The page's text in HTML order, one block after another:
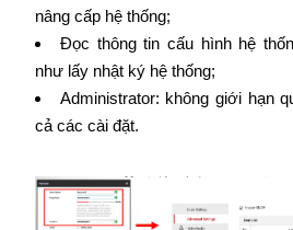
nâng cấp hệ thống;
Đọc thông tin cấu hình hệ
như lấy nhật ký hệ thống;
Administrator: không giới hạn
cả các cài đặt.